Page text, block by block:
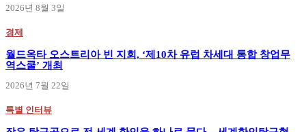
2026년 8월 3일
경제
월드옥타 오스트리아 빈 지회, ‘제10차 유럽 차세대 통합 창업무
역스쿨’ 개최
2026년 7월 22일
특별 인터뷰